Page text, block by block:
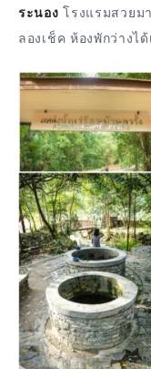
ระนอง โรงแรมสวยม
ลองเช็ค ห้องพักว่างไ